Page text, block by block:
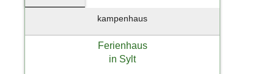
kampenhaus
Ferienhaus
in Sylt